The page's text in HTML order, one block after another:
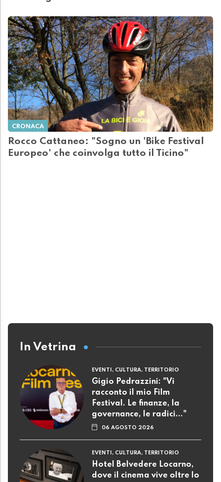
CRONACA
Rocco Cattaneo: "Sogno un 'Bike Festival
Europeo' che coinvolga tutto il Ticino"
In Vetrina
EVENTI, CULTURA, TERRITORIO
Gigio Pedrazzini: "Vi
racconto il mio Film
Festival. Le finanze, la
governance, le radici..."
06 AGOSTO 2026
EVENTI, CULTURA, TERRITORIO
Hotel Belvedere Locarno,
dove il cinema vive oltre lo